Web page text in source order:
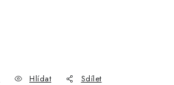
Hlídat Sdílet